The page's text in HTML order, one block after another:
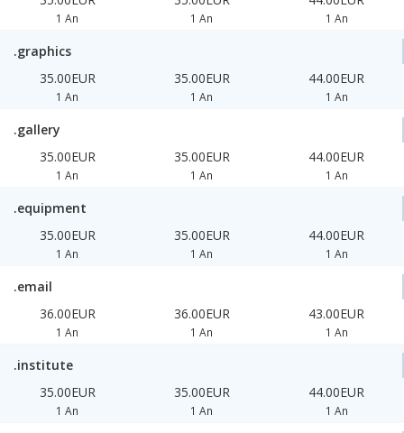
1 An 1 An 1 An
.graphics
35.00EUR
1 An
35.00EUR
1 An
44.00EUR
1 An
.gallery
35.00EUR
1 An
35.00EUR
1 An
44.00EUR
1 An
.equipment
35.00EUR
1 An
35.00EUR
1 An
44.00EUR
1 An
.email
36.00EUR
1 An
36.00EUR
1 An
43.00EUR
1 An
.institute
35.00EUR
1 An
35.00EUR
1 An
44.00EUR
1 An